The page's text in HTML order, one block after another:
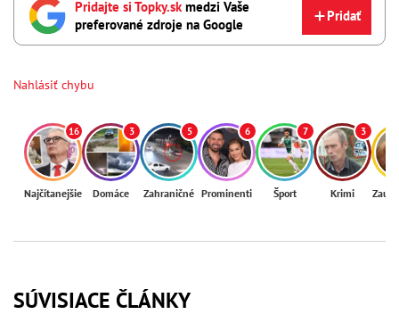
Pridajte si Topky.sk medzi Vaše
preferované zdroje na Google
Pridať
Nahlásiť chybu
16
Najčítanejšie
3
Domáce
5
Zahraničné
6
Prominenti
7
Šport
3
Krimi
SÚVISIACE ČLÁNKY